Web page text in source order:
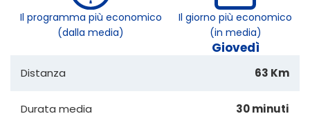
Il programma più economico
(dalla media)
Il giorno più economico
(in media)
Giovedì
Distanza 63 Km
Durata media 30 minuti